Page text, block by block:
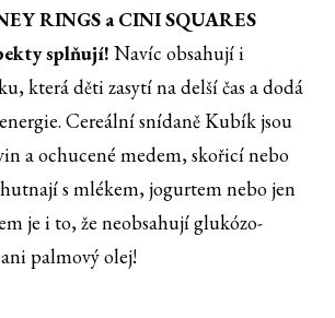
RINGS a CINI SQUARES
splňují! Navíc obsahují i
která děti zasytí na delší čas a dodá
Cereální snídaně Kubík jsou
a ochucené medem, skořicí nebo
s mlékem, jogurtem nebo jen
je i to, že neobsahují glukózo-
palmový olej!